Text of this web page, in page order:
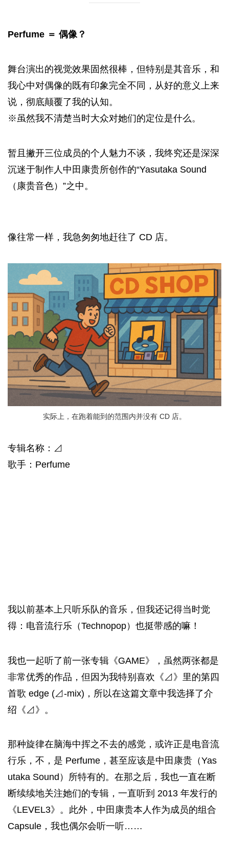
Perfume ＝ 偶像？
舞台演出的视觉效果固然很棒，但特别是其音乐，和
我心中对偶像的既有印象完全不同，从好的意义上来
说，彻底颠覆了我的认知。
※虽然我不清楚当时大众对她们的定位是什么。
暂且撇开三位成员的个人魅力不谈，我终究还是深深
沉迷于制作人中田康贵所创作的“Yasutaka Sound
（康贵音色）”之中。
像往常一样，我急匆匆地赶往了 CD 店。
实际上，在跑着能到的范围内并没有 CD 店。
专辑名称：⊿
歌手：Perfume
我以前基本上只听乐队的音乐，但我还记得当时觉
得：电音流行乐（Technopop）也挺带感的嘛！
我也一起听了前一张专辑《GAME》，虽然两张都是
非常优秀的作品，但因为我特别喜欢《⊿》里的第四
首歌 edge (⊿-mix)，所以在这篇文章中我选择了介
绍《⊿》。
那种旋律在脑海中挥之不去的感觉，或许正是电音流
行乐，不，是 Perfume，甚至应该是中田康贵（Yas
utaka Sound）所特有的。在那之后，我也一直在断
断续续地关注她们的专辑，一直听到 2013 年发行的
《LEVEL3》。此外，中田康贵本人作为成员的组合
Capsule，我也偶尔会听一听……